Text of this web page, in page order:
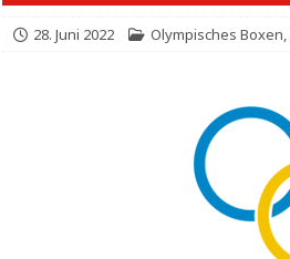
28. Juni 2022 Olympisches Boxen,